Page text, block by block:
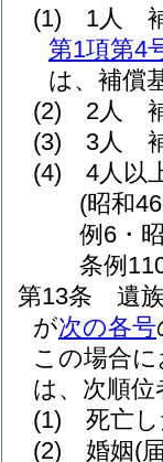
(1)
1人
第1項第4
は、補償
(2)
2人
(3)
3人
(4)
4人以
(昭和
例6・
条例
第13条
遺
が次の各号
この場合
は、次順
(1)
死亡
(2)
婚姻(